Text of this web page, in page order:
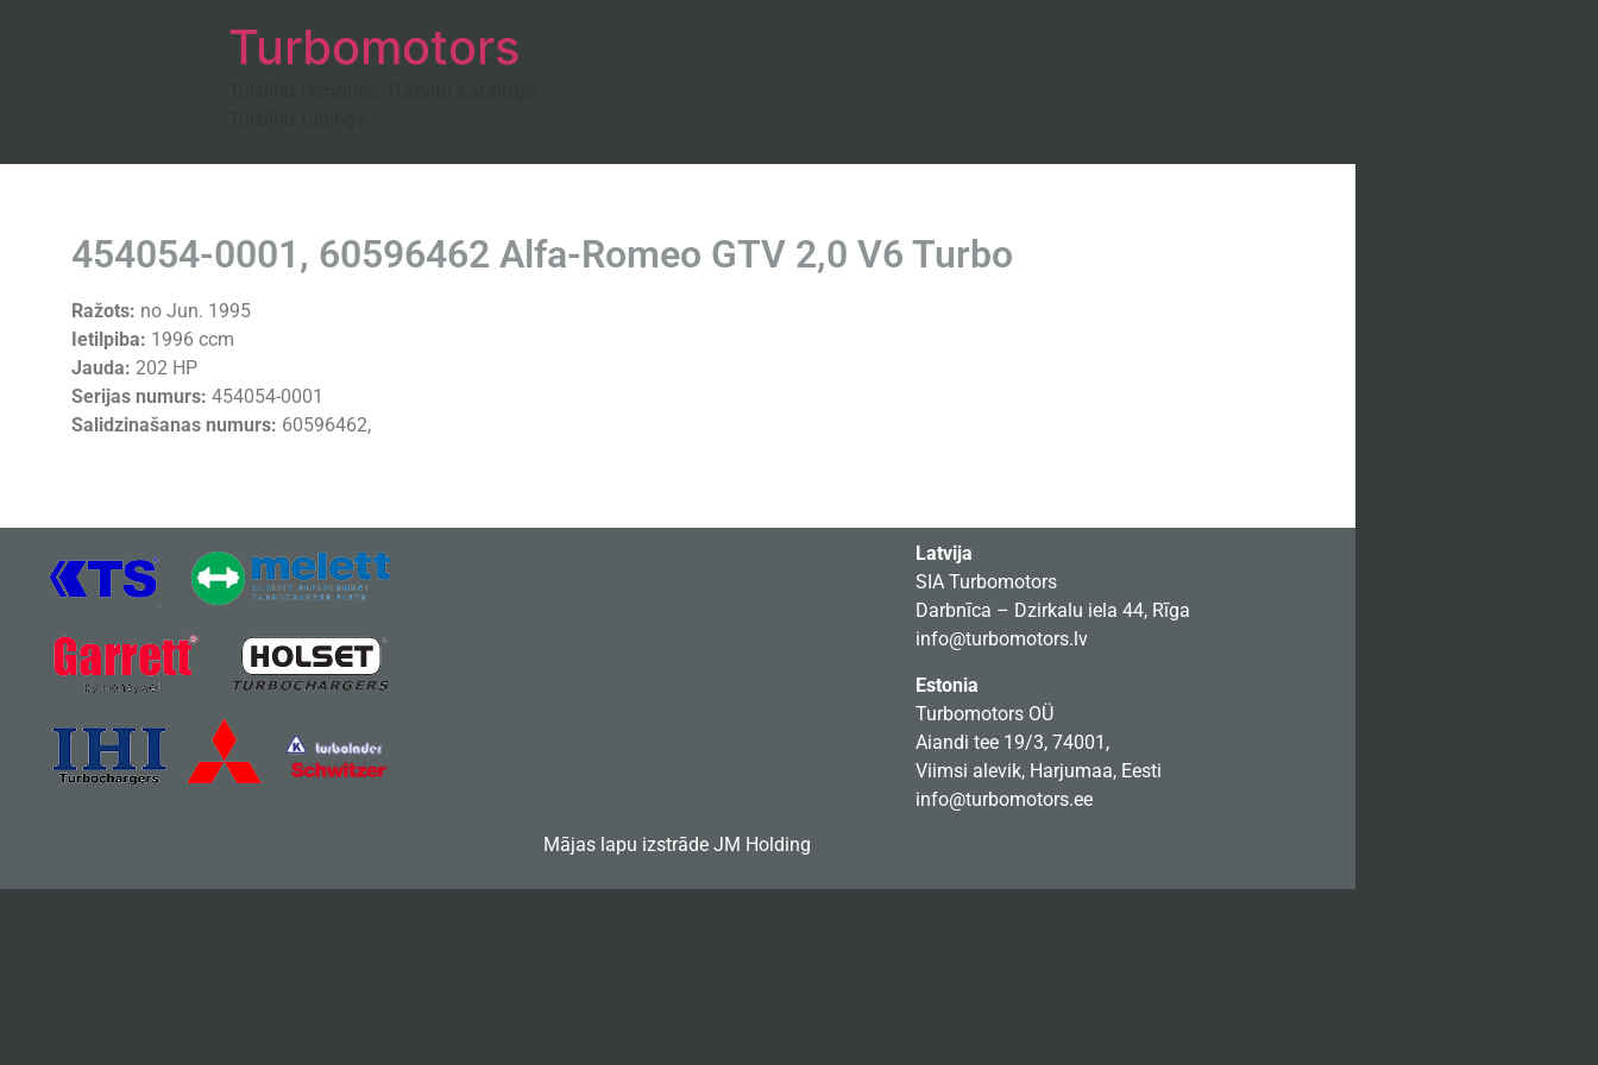
Turbomotors
454054-0001, 60596462 Alfa-Romeo GTV 2,0 V6 Turbo
Ražots: no Jun. 1995
Ietilpiba: 1996 ccm
Jauda: 202 HP
Serijas numurs: 454054-0001
Salidzinašanas numurs: 60596462,
Mājas lapu izstrāde JM Holding
Latvija
SIA Turbomotors
Darbnīca – Dzirkalu iela 44, Rīga
info@turbomotors.lv
Estonia
Turbomotors OÜ
Aiandi tee 19/3, 74001,
Viimsi alevik, Harjumaa, Eesti
info@turbomotors.ee